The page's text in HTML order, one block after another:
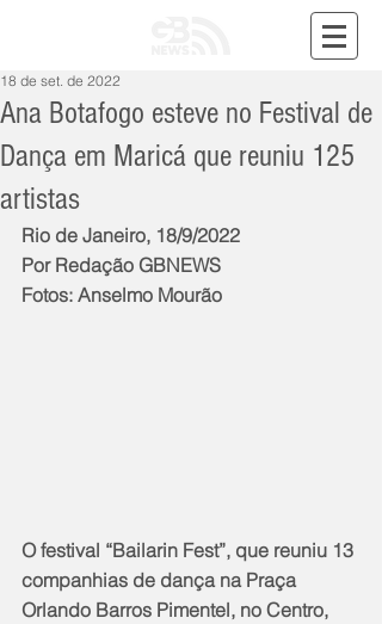
Ana Botafogo esteve no Festival de
Dança em Maricá que reuniu 125
artistas
18 de set. de 2022
Rio de Janeiro, 18/9/2022
Por Redação GBNEWS
Fotos: Anselmo Mourão
O festival “Bailarin Fest”, que reuniu 13
companhias de dança na Praça
Orlando Barros Pimentel, no Centro,